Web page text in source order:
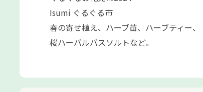
Isumi ぐるぐる市
春の寄せ植え、ハーブ苗、ハーブティー、
桜ハーバルバスソルトなど。